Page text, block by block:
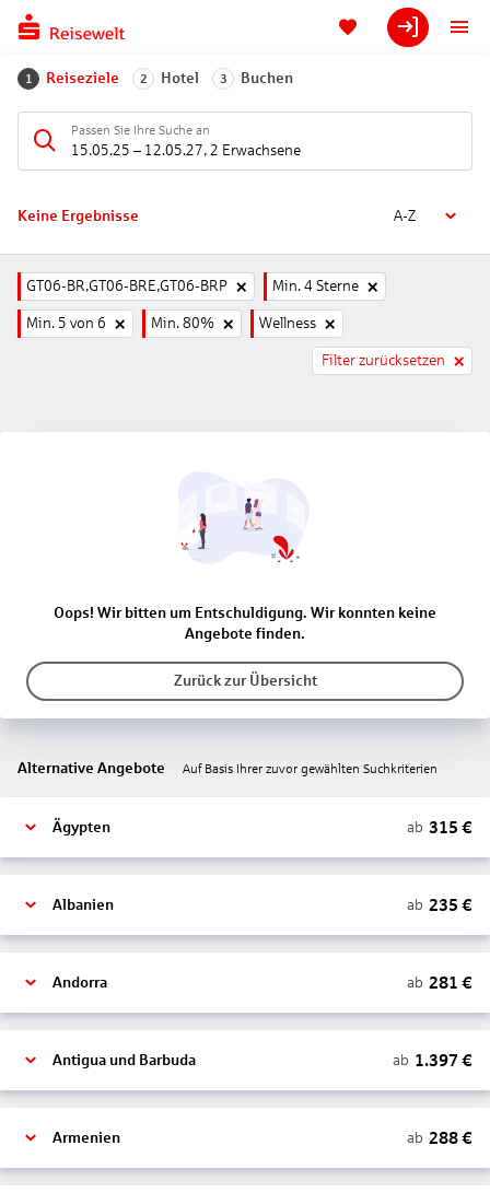
1 Reiseziele 2 Hotel 3 Buchen
Passen Sie Ihre Suche an
15.05.25 – 12.05.27, 2 Erwachsene
Keine Ergebnisse A-Z
GT06-BR,GT06-BRE,GT06-BRP Min. 4 Sterne
Min. 5 von 6 Min. 80% Wellness
Filter zurücksetzen
Oops! Wir bitten um Entschuldigung. Wir konnten keine
Angebote finden.
Zurück zur Übersicht
Alternative Angebote Auf Basis Ihrer zuvor gewählten Suchkriterien
Ägypten ab 315 €
Albanien ab 235 €
Andorra ab 281 €
Antigua und Barbuda ab 1.397 €
Armenien ab 288€